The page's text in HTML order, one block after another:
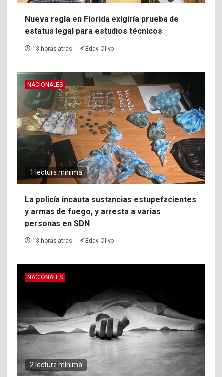
Nueva regla en Florida exigiría prueba de
estatus legal para estudios técnicos
13 horas atrás Eddy Olivo
NACIONALES
1 lectura mínima
La policía incauta sustancias estupefacientes
y armas de fuego, y arresta a varias
personas en SDN
13 horas atrás Eddy Olivo
NACIONALES
2 lectura mínima